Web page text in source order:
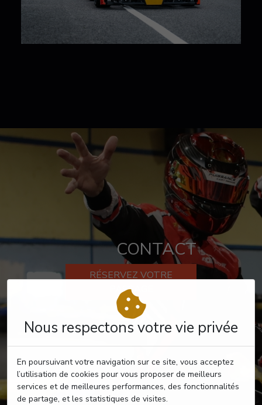
Nous respectons votre vie privée
En poursuivant votre navigation sur ce site, vous acceptez
l’utilisation de cookies pour vous proposer de meilleurs
services et de meilleures performances, des fonctionnalités
de partage, et les statistiques de visites.
CONTACT
RÉSERVEZ VOTRE
PASSAGE